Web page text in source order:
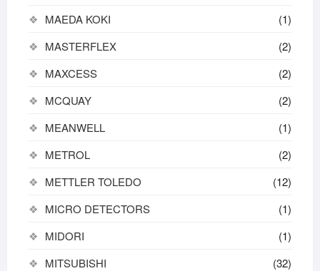
MAEDA KOKI
(1)
MASTERFLEX
(2)
MAXCESS
(2)
MCQUAY
(2)
MEANWELL
(1)
METROL
(2)
METTLER TOLEDO
(12)
MICRO DETECTORS
(1)
MIDORI
(1)
MITSUBISHI
(32)